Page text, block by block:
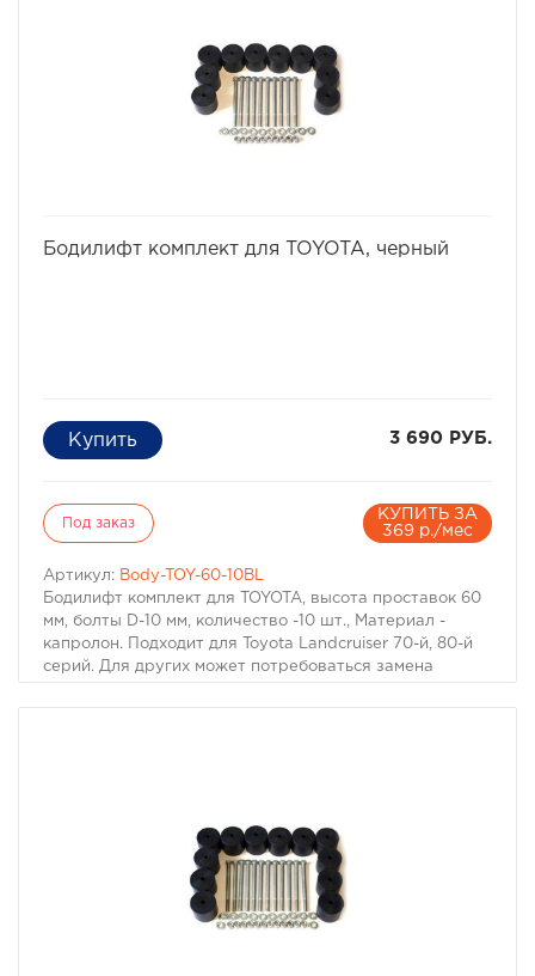
Бодилифт комплект для TOYOTA, черный
3 690 РУБ.
Под заказ
КУПИТЬ ЗА
369 р./мес
Артикул: Body-TOY-60-10BL
Бодилифт комплект для TOYOTA, высота проставок 60
мм, болты D-10 мм, количество -10 шт., Материал -
капролон. Подходит для Toyota Landcruiser 70-й, 80-й
серий. Для других может потребоваться замена